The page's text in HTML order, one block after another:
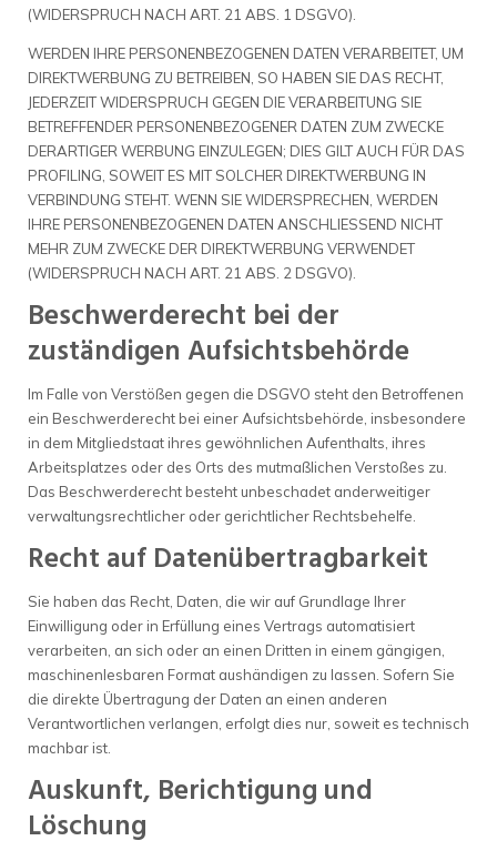
(WIDERSPRUCH NACH ART. 21 ABS. 1 DSGVO).
WERDEN IHRE PERSONENBEZOGENEN DATEN VERARBEITET, UM
DIREKTWERBUNG ZU BETREIBEN, SO HABEN SIE DAS RECHT,
JEDERZEIT WIDERSPRUCH GEGEN DIE VERARBEITUNG SIE
BETREFFENDER PERSONENBEZOGENER DATEN ZUM ZWECKE
DERARTIGER WERBUNG EINZULEGEN; DIES GILT AUCH FÜR DAS
PROFILING, SOWEIT ES MIT SOLCHER DIREKTWERBUNG IN
VERBINDUNG STEHT. WENN SIE WIDERSPRECHEN, WERDEN
IHRE PERSONENBEZOGENEN DATEN ANSCHLIESSEND NICHT
MEHR ZUM ZWECKE DER DIREKTWERBUNG VERWENDET
(WIDERSPRUCH NACH ART. 21 ABS. 2 DSGVO).
Beschwerde­recht bei der
zuständigen Aufsichts­behörde
Im Falle von Verstößen gegen die DSGVO steht den Betroffenen
ein Beschwerderecht bei einer Aufsichtsbehörde, insbesondere
in dem Mitgliedstaat ihres gewöhnlichen Aufenthalts, ihres
Arbeitsplatzes oder des Orts des mutmaßlichen Verstoßes zu.
Das Beschwerderecht besteht unbeschadet anderweitiger
verwaltungsrechtlicher oder gerichtlicher Rechtsbehelfe.
Recht auf Daten­übertrag­barkeit
Sie haben das Recht, Daten, die wir auf Grundlage Ihrer
Einwilligung oder in Erfüllung eines Vertrags automatisiert
verarbeiten, an sich oder an einen Dritten in einem gängigen,
maschinenlesbaren Format aushändigen zu lassen. Sofern Sie
die direkte Übertragung der Daten an einen anderen
Verantwortlichen verlangen, erfolgt dies nur, soweit es technisch
machbar ist.
Auskunft, Berichtigung und
Löschung